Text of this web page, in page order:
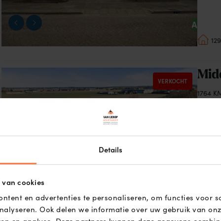
Details
cookies
en advertenties te personaliseren, om functies voor
Ook delen we informatie over uw gebruik van
A
de
detail
Middenweg
VERKOCHT
1764